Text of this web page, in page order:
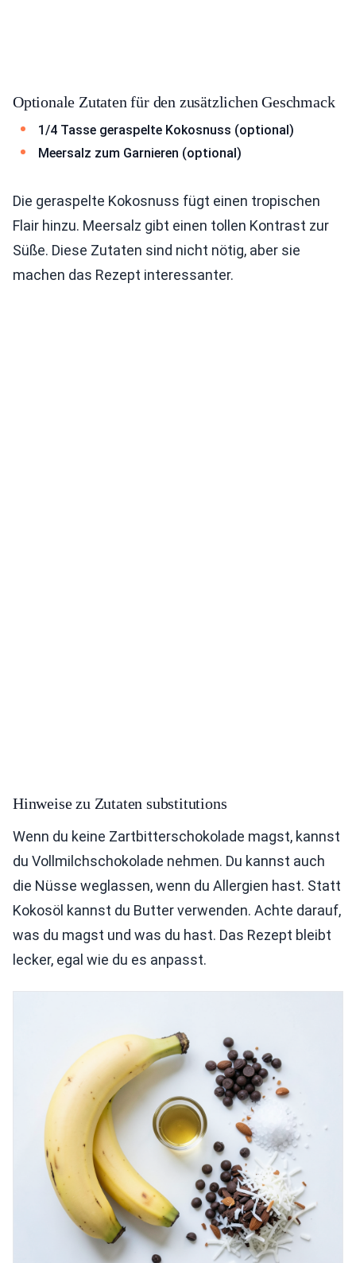
Optionale Zutaten für den zusätzlichen Geschmack
1/4 Tasse geraspelte Kokosnuss (optional)
Meersalz zum Garnieren (optional)
Die geraspelte Kokosnuss fügt einen tropischen
Flair hinzu. Meersalz gibt einen tollen Kontrast zur
Süße. Diese Zutaten sind nicht nötig, aber sie
machen das Rezept interessanter.
Hinweise zu Zutaten substitutions
Wenn du keine Zartbitterschokolade magst, kannst
du Vollmilchschokolade nehmen. Du kannst auch
die Nüsse weglassen, wenn du Allergien hast. Statt
Kokosöl kannst du Butter verwenden. Achte darauf,
was du magst und was du hast. Das Rezept bleibt
lecker, egal wie du es anpasst.